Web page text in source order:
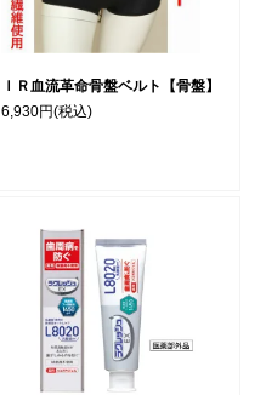
ＩＲ血流革命骨盤ベルト【骨盤】
6,930円(税込)